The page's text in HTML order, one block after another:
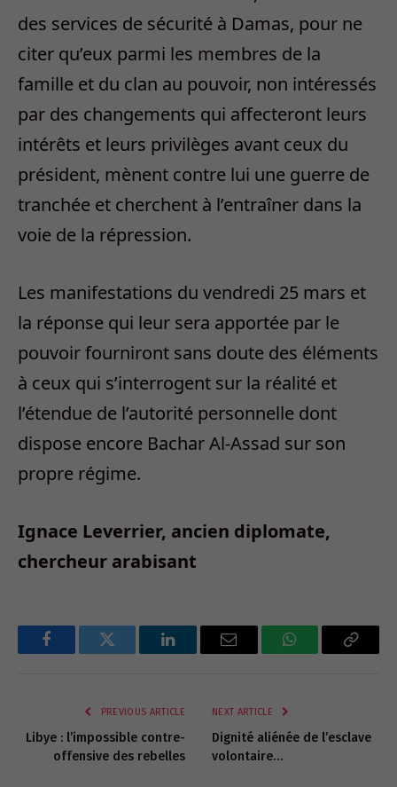
des services de sécurité à Damas, pour ne
citer qu’eux parmi les membres de la
famille et du clan au pouvoir, non intéressés
par des changements qui affecteront leurs
intérêts et leurs privilèges avant ceux du
président, mènent contre lui une guerre de
tranchée et cherchent à l’entraîner dans la
voie de la répression.
Les manifestations du vendredi 25 mars et
la réponse qui leur sera apportée par le
pouvoir fourniront sans doute des éléments
à ceux qui s’interrogent sur la réalité et
l’étendue de l’autorité personnelle dont
dispose encore Bachar Al-Assad sur son
propre régime.
Ignace Leverrier, ancien diplomate,
chercheur arabisant
FacebookTwitter LinkedInEmail WhatsAppCopy
PREVIOUS ARTICLE
Libye : l’impossible contre-
offensive des rebelles
NEXT ARTICLE
Dignité aliénée de l’esclave
volontaire…